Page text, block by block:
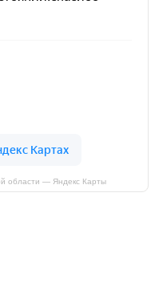
области — Яндекс Карты